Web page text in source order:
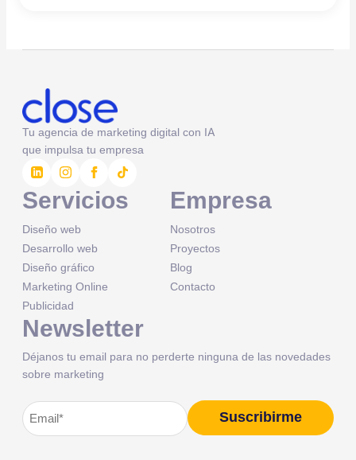
Tu agencia de marketing digital con IA
que impulsa tu empresa
Servicios
Diseño web
Desarrollo web
Diseño gráfico
Marketing Online
Publicidad
Empresa
Nosotros
Proyectos
Blog
Contacto
Newsletter
Déjanos tu email para no perderte ninguna de las novedades
sobre marketing
Correo
electrónico(Obligatorio)
Suscribirme
Alternative: